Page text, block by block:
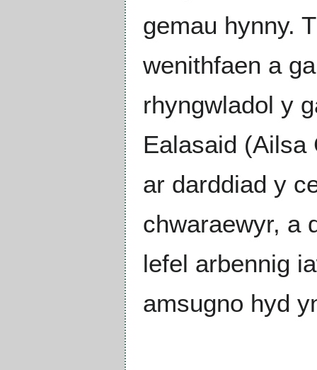
gemau hynny.
wenithfaen a
rhyngwladol y
Ealasaid (Ailsa
ar darddiad y
chwaraewyr, a
lefel arbennig
amsugno hyd